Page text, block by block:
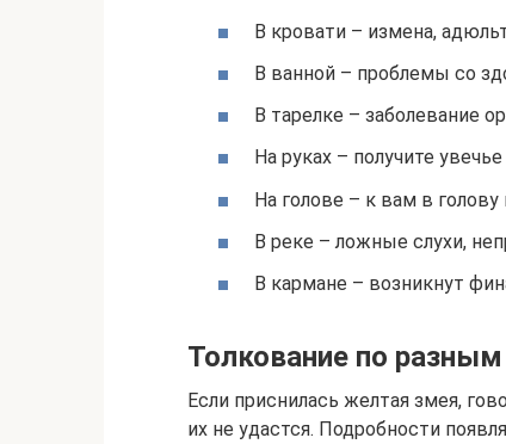
В кровати – измена,
В ванной – проблемы со
В тарелке – заболевание
На руках – получите
На голове – к вам в
В реке – ложные слухи,
В кармане – возникнут
Толкование по
Если приснилась желтая змея,
их не удастся. Подробности